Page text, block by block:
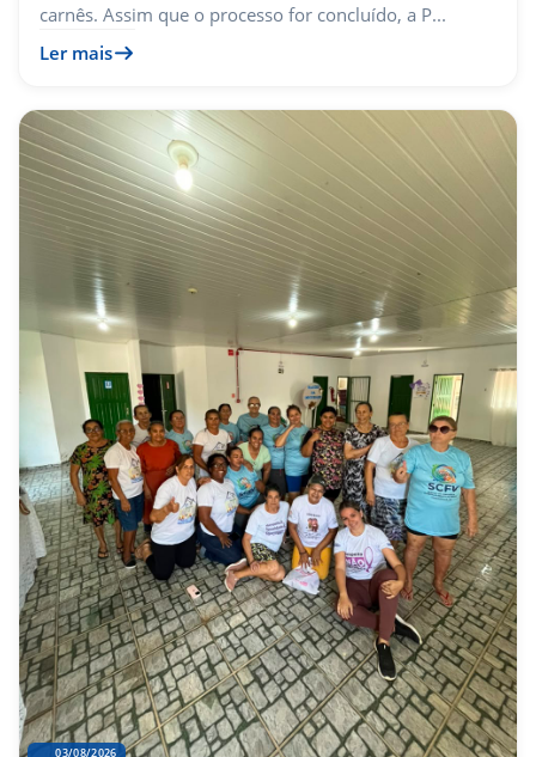
carnês. Assim que o processo for concluído, a P...
Ler mais
03/08/2026